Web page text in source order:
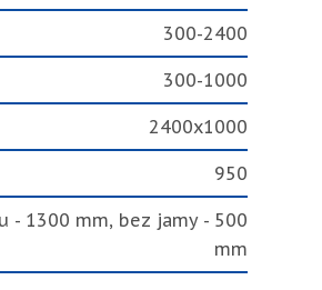
300-2400
300-1000
2400x1000
950
- 1300 mm, bez jamy - 500
mm